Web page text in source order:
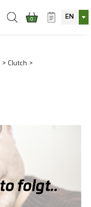
0 EN
Clutch